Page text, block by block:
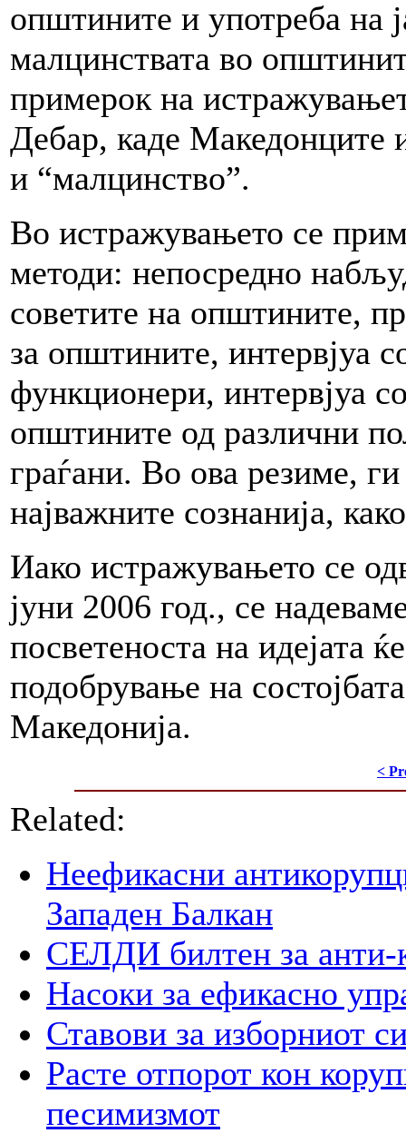
општините и употреба на
малцинствата во
примерок на
Дебар, каде Македонците
и “малцинство”.
Во истражувањето се
методи: непосредно
советите на општините,
за општините, интервјуа
функционери, интервјуа
општините од различни
граѓани. Во ова резиме,
најважните сознанија,
Иако истражувањето се
јуни 2006 год., се
посветеноста на идејата
подобрување на
Македонија.
<
Related:
Неефикасни
Западен Балкан
СЕЛДИ билтен за анти-
Насоки за ефикасно
Ставови за изборниот
Расте отпорот кон
песимизмот